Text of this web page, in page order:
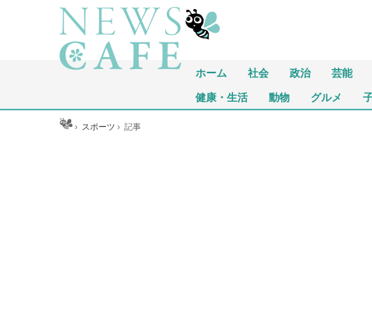
ホーム 社会 政治 芸能
健康・生活 動物 グルメ
ホーム › スポーツ ›記事